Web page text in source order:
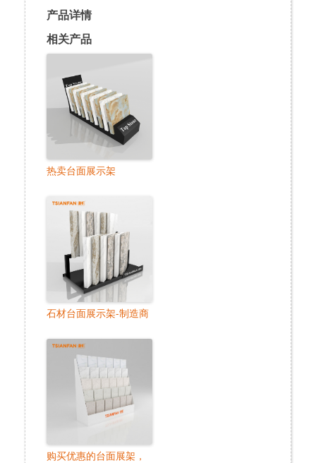
产品详情
相关产品
热卖台面展示架
石材台面展示架-制造商
购买优惠的台面展架，